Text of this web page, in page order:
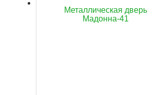
Металлическая дверь
Мадонна-41